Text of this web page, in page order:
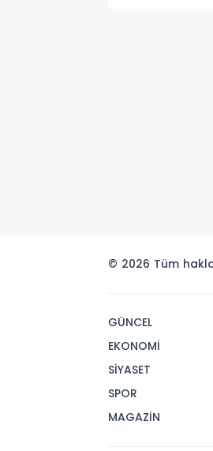
© 2026 Tüm
GÜNCEL
EKONOMİ
SİYASET
SPOR
MAGAZİN